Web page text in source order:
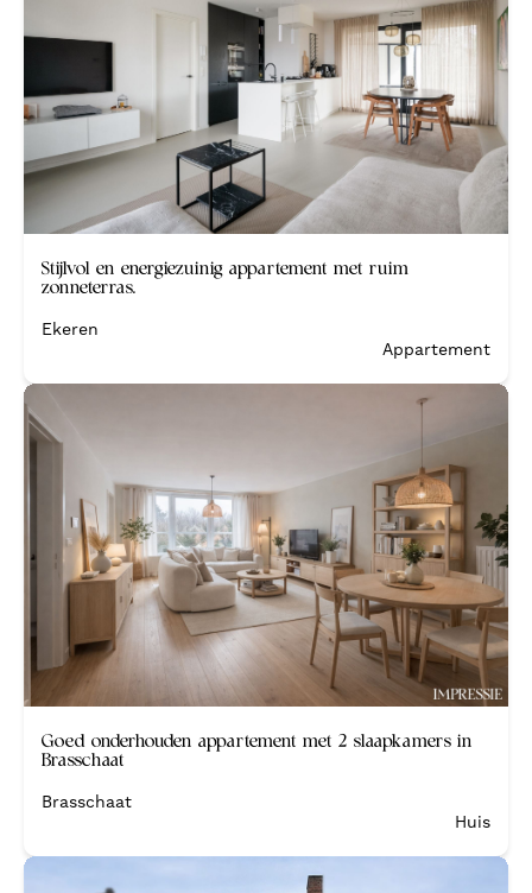
Stijlvol en energiezuinig appartement met ruim
zonneterras.
Ekeren
Appartement
Goed onderhouden appartement met 2 slaapkamers in
Brasschaat
Brasschaat
Huis